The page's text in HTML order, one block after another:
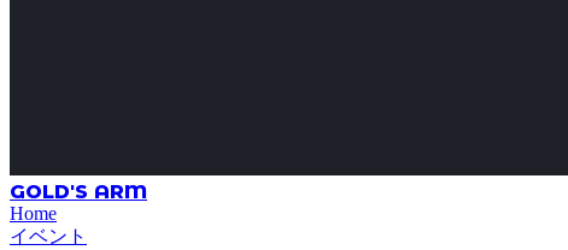
GOLD'S ARM
Home
イベント